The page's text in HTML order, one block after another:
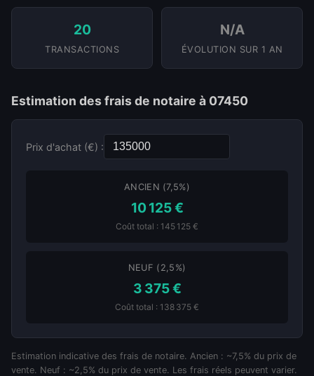
20
TRANSACTIONS
N/A
ÉVOLUTION SUR 1 AN
Estimation des frais de notaire à 07450
Prix d'achat (€) :
ANCIEN (7,5%)
10 125 €
Coût total : 145 125 €
NEUF (2,5%)
3 375 €
Coût total : 138 375 €
Estimation indicative des frais de notaire. Ancien : ~7,5% du prix de
vente. Neuf : ~2,5% du prix de vente. Les frais réels peuvent varier.